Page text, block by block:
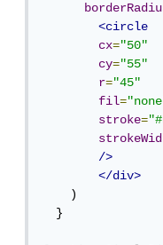
<circle
cx="50"
cy="55"
r="45"
fil=
stroke=
/>
</div>
)
}